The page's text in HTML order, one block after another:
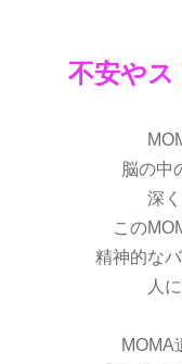
不安や
脳の中
深
この
精神的な
人
MOMA